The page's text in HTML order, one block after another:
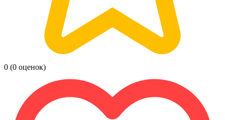
0 (0 оценок)